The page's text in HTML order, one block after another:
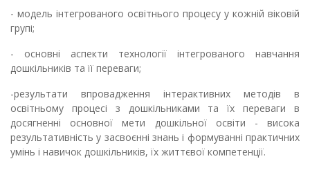
- модель інтегрованого освітнього процесу у кожній віковій
групі;
- основні аспекти технології інтегрованого навчання
дошкільників та її переваги;
-результати впровадження інтерактивних методів в
освітньому процесі з дошкільниками та їх переваги в
досягненні основної мети дошкільної освіти - висока
результативність у засвоєнні знань і формуванні практичних
умінь і навичок дошкільників, їх життєвої компетенції.